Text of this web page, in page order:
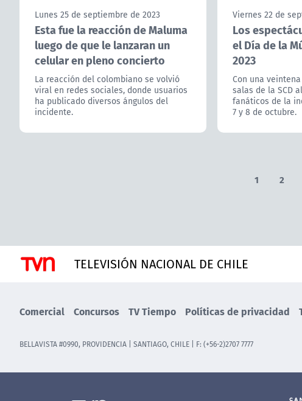
Lunes 25 de septiembre de 2023
Esta fue la reacción de Maluma
luego de que le lanzaran un
celular en pleno concierto
La reacción del colombiano se volvió
viral en redes sociales, donde usuarios
ha publicado diversos ángulos del
incidente.
Viernes 22 de
Los
el Día de la
2023
Con una
salas de la SCD
fanáticos de la
7 y 8 de octubre.
1 2
TELEVISIÓN NACIONAL DE CHILE
Comercial Concursos TV Tiempo Políticas de privacidad
BELLAVISTA #0990, PROVIDENCIA | SANTIAGO, CHILE | F: (+56-2)2707 7777